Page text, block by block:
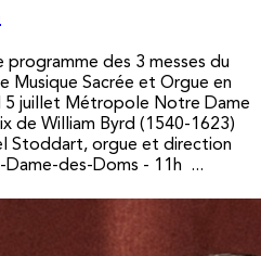
programme des 3 messes du
Musique Sacrée et Orgue en
5 juillet Métropole Notre Dame
de William Byrd (1540-1623)
Stoddart, orgue et direction
des-Doms - 11h ...